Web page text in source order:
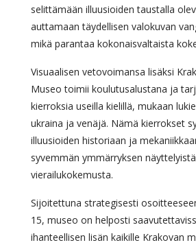
selittämään illuusioiden taustalla
auttamaan täydellisen valokuvan
mikä parantaa kokonaisvaltaista
Visuaalisen vetovoimansa lisäksi
Museo toimii koulutusalustana ja
kierroksia useilla kielillä, mukaan
ukraina ja venäjä. Nämä kierrokset
illuusioiden historiaan ja
syvemmän ymmärryksen
vierailukokemusta.
Sijoitettuna strategisesti
15, museo on helposti
ihanteellisen lisän kaikille Krakovan